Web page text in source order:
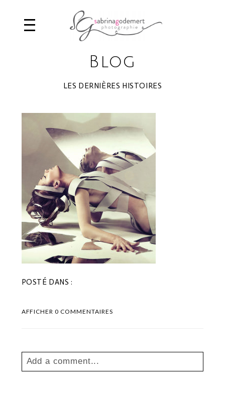
Blog
LES DERNIÈRES HISTOIRES
POSTÉ DANS :
AFFICHER0 COMMENTAIRES
Add a comment...